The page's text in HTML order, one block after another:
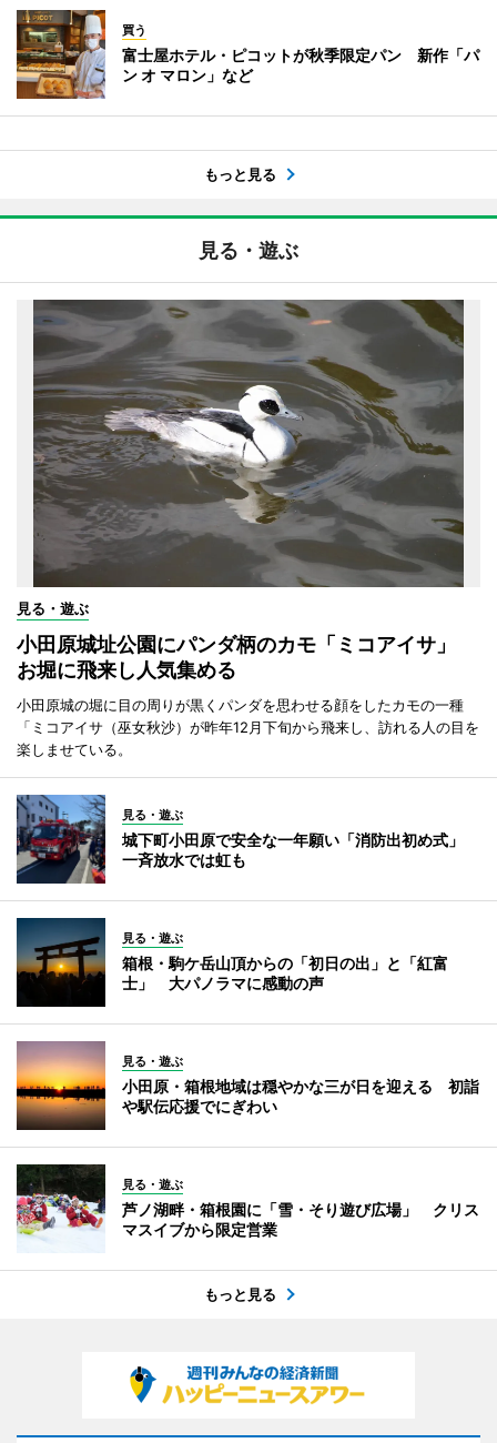
買う
富士屋ホテル・ピコットが秋季限定パン 新作「パ
ン オ マロン」など
もっと見る
見る・遊ぶ
見る・遊ぶ
小田原城址公園にパンダ柄のカモ「ミコアイサ」
お堀に飛来し人気集める
小田原城の堀に目の周りが黒くパンダを思わせる顔をしたカモの一種
「ミコアイサ（巫女秋沙）が昨年12月下旬から飛来し、訪れる人の目を
楽しませている。
見る・遊ぶ
城下町小田原で安全な一年願い「消防出初め式」
一斉放水では虹も
見る・遊ぶ
箱根・駒ケ岳山頂からの「初日の出」と「紅富
士」 大パノラマに感動の声
見る・遊ぶ
小田原・箱根地域は穏やかな三が日を迎える 初詣
や駅伝応援でにぎわい
見る・遊ぶ
芦ノ湖畔・箱根園に「雪・そり遊び広場」 クリス
マスイブから限定営業
もっと見る